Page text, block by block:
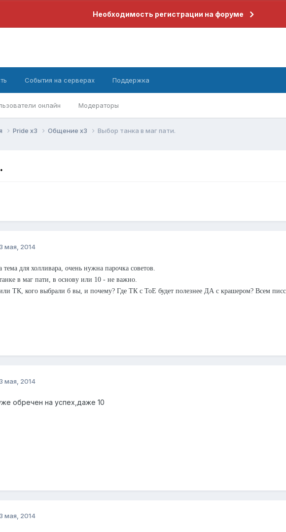
Необходимость регистрации на форуме
онлайн Модераторы
События на серверах Поддержка
Pride х3 Общение x3 Выбор танка в маг пати.
3 мая, 2014
для холливара, очень нужна парочка советов.
в маг пати, в основу или 10 - не важно.
ТК, кого выбрали б вы, и почему? Где ТК с ТоЕ будет полезнее ДА с крашером? Всем
3 мая, 2014
обречен на успех,даже 10
3 мая, 2014